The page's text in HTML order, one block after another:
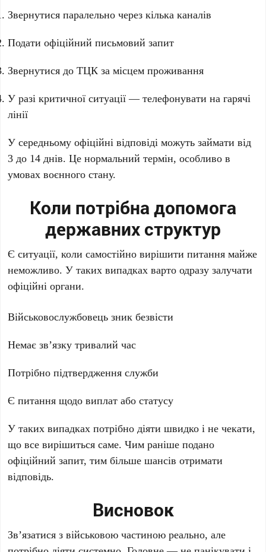
Звернутися паралельно через кілька каналів
Подати офіційний письмовий запит
Звернутися до ТЦК за місцем проживання
У разі критичної ситуації — телефонувати на гарячі
лінії
У середньому офіційні відповіді можуть займати від
3 до 14 днів. Це нормальний термін, особливо в
умовах воєнного стану.
Коли потрібна допомога
державних структур
Є ситуації, коли самостійно вирішити питання майже
неможливо. У таких випадках варто одразу залучати
офіційні органи.
Військовослужбовець зник безвісти
Немає зв’язку тривалий час
Потрібно підтвердження служби
Є питання щодо виплат або статусу
У таких випадках потрібно діяти швидко і не чекати,
що все вирішиться саме. Чим раніше подано
офіційний запит, тим більше шансів отримати
відповідь.
Висновок
Зв’язатися з військовою частиною реально, але